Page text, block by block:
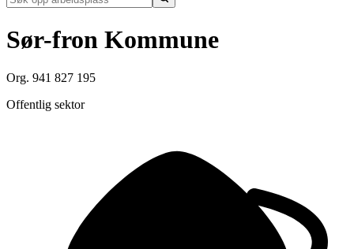
Sør-fron Kommune
Org. 941 827 195
Offentlig sektor